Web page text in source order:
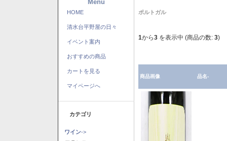
Menu
HOME
清水台平野屋の日々
イベント案内
おすすめの商品
カートを見る
マイページへ
カテゴリ
ワイン->
ポルトガル
1から3 を表示中 (商品の数: 3)
商品画像 品名-